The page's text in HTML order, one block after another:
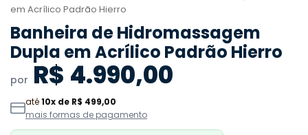
em Acrílico Padrão Hierro
Banheira de Hidromassagem
Dupla em Acrílico Padrão Hierro
por R$ 4.990,00
até10x de R$ 499,00
mais formas de pagamento